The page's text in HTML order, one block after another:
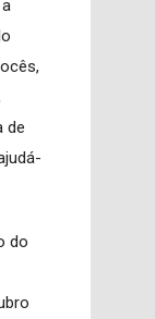
de
do